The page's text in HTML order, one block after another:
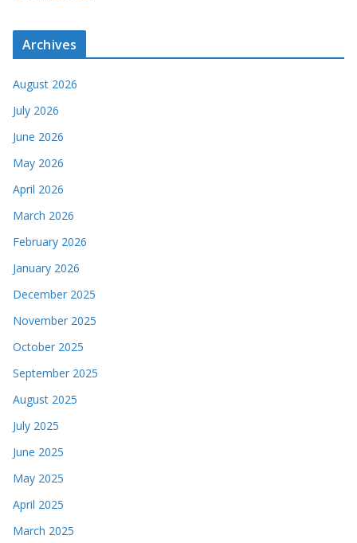
Archives
August 2026
July 2026
June 2026
May 2026
April 2026
March 2026
February 2026
January 2026
December 2025
November 2025
October 2025
September 2025
August 2025
July 2025
June 2025
May 2025
April 2025
March 2025